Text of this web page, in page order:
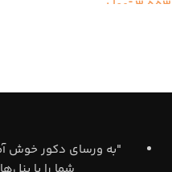
تومان
"به ورسای دکور خوش